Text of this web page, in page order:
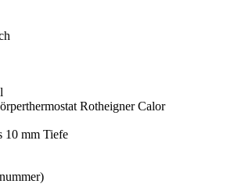
Rotheigner Calor
10 mm Tiefe